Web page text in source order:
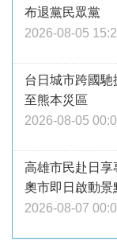
布退黨民眾黨
2026-08-05
台日城市跨國
至熊本災區
2026-08-05
高雄市民赴日
奧市即日啟動景
2026-08-07